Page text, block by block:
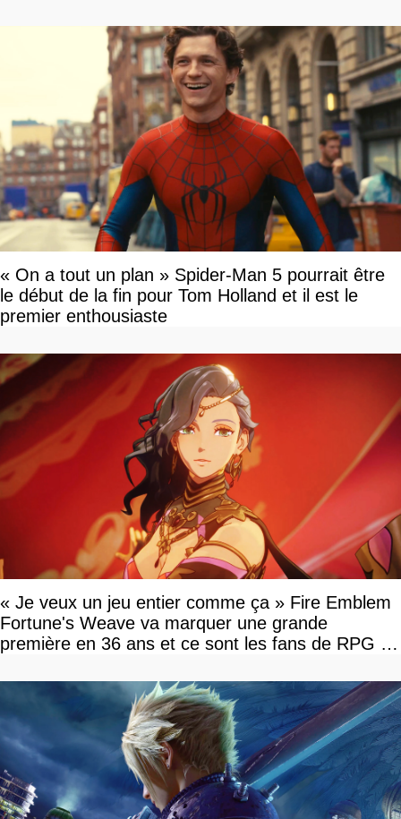
« On a tout un plan » Spider-Man 5 pourrait être
le début de la fin pour Tom Holland et il est le
premier enthousiaste
« Je veux un jeu entier comme ça » Fire Emblem
Fortune's Weave va marquer une grande
première en 36 ans et ce sont les fans de RPG en